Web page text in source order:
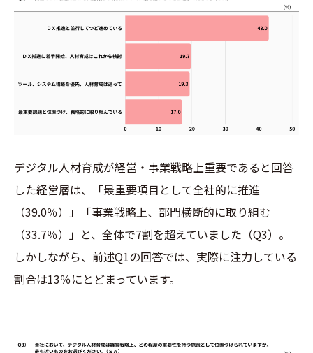
デジタル人材育成が経営・事業戦略上重要であると回答
した経営層は、「最重要項目として全社的に推進
（39.0％）」「事業戦略上、部門横断的に取り組む
（33.7％）」と、全体で7割を超えていました（Q3）。
しかしながら、前述Q1の回答では、実際に注力している
割合は13％にとどまっています。